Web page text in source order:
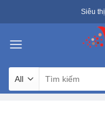
to
Siêu
kiếm: